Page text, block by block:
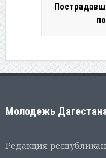
Молодежь
Редакция